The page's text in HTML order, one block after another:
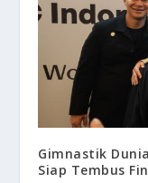
Gimnastik
Siap Tembus